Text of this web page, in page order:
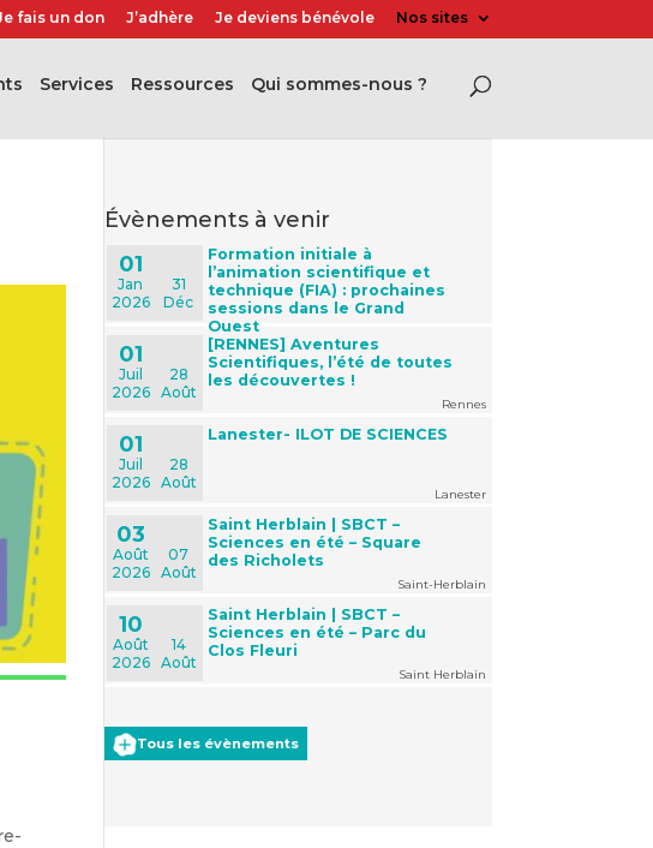
fais un don J’adhère Je deviens bénévole Nos sites
Services Ressources Qui sommes-nous ?
évènements à venir
01
Jan
2026
31
Déc
Formation initiale à
l’animation scientifique et
technique (FIA) : prochaines
sessions dans le Grand
Ouest
01
Juil
2026
28
Août
[RENNES] Aventures
Scientifiques, l’été de toutes
les découvertes !
Rennes
01
Juil
2026
28
Août
Lanester- ILOT DE SCIENCES
Lanester
03
Août
2026
07
Août
Saint Herblain | SBCT –
Sciences en été – Square
des Richolets
Saint-Herblain
10
Août
2026
14
Août
Saint Herblain | SBCT –
Sciences en été – Parc du
Clos Fleuri
Saint Herblain
Tous les évènements